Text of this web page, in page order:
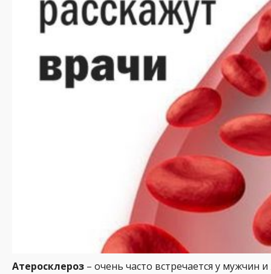
Атеросклероз – очень часто встречается у мужчин